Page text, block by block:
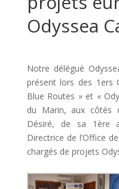
Odyssea
Notre délégué
présent lors des 1ers
Blue Routes » et «
du Marin, aux côtés
Désiré, de sa 1ère
Directrice de l’Office
chargés de projets